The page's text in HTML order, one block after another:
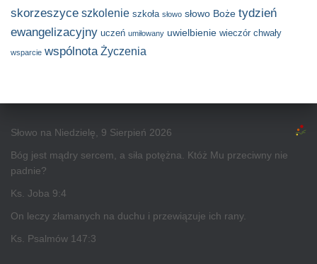
skorzeszyce szkolenie szkoła słowo słowo Boże tydzień
ewangelizacyjny uczeń umiłowany uwielbienie wieczór chwały
wsparcie wspólnota Życzenia
Słowo na Niedzielę, 9 Sierpień 2026
Bóg jest mądry sercem, a siła potężna. Któż Mu przeciwny nie
padnie?
Ks. Joba 9:4
On leczy złamanych na duchu i przewiązuje ich rany.
Ks. Psalmów 147:3